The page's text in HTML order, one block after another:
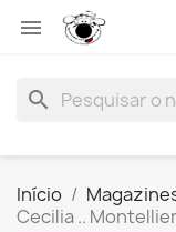

search
Início
Cecilia ..